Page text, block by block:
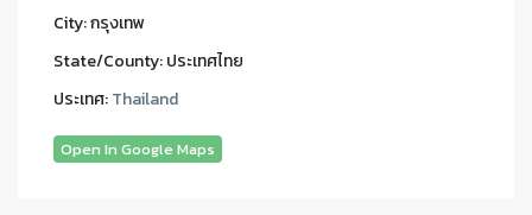
City:กรุงเทพ
State/County:ประเทศไทย
ประเทศ:Thailand
Open In Google Maps